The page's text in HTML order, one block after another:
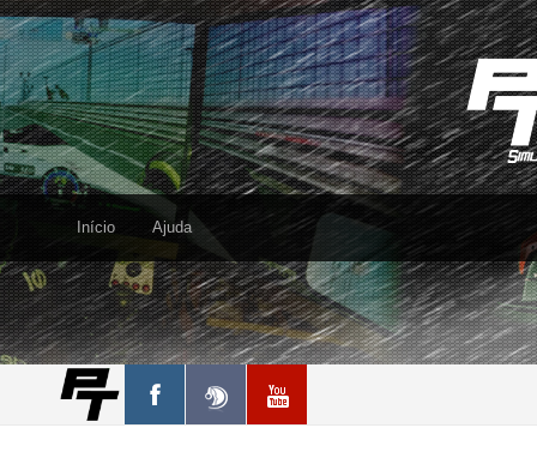
Início Ajuda